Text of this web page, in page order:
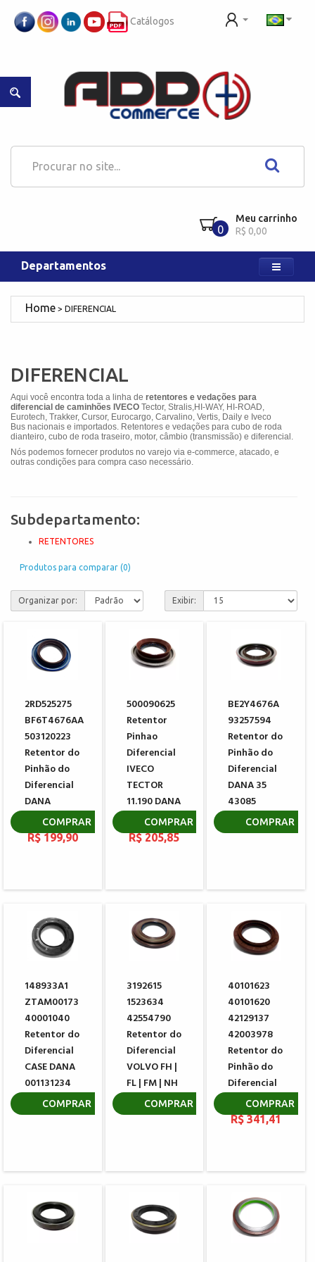
Catálogos
0
Meu carrinho
R$ 0,00
Departamentos
DIFERENCIAL
DIFERENCIAL
Aqui você encontra toda a linha de retentores e vedações para
diferencial de caminhões IVECO Tector, Stralis,HI-WAY, HI-ROAD,
Eurotech, Trakker, Cursor, Eurocargo, Carvalino, Vertis, Daily e Iveco
Bus nacionais e importados. Retentores e vedações para cubo de roda
dianteiro, cubo de roda traseiro, motor, câmbio (transmissão) e diferencial.
Nós podemos fornecer produtos no varejo via e-commerce, atacado, e
outras condições para compra caso necessário.
Subdepartamento:
RETENTORES
Produtos para comparar (0)
Organizar por: Exibir:
2RD525275
BF6T4676AA
503120223
Retentor do
Pinhão do
Diferencial
DANA
46411-1
R$ 199,90
COMPRAR
500090625
Retentor
Pinhao
Diferencial
IVECO
TECTOR
11.190 DANA
127591
R$ 205,85
COMPRAR
BE2Y4676A
93257594
Retentor do
Pinhão do
Diferencial
DANA 35
43085
R$ 84,50
COMPRAR
148933A1
ZTAM00173
40001040
Retentor do
Diferencial
CASE DANA
001131234
R$ 58,59
COMPRAR
3192615
1523634
42554790
Retentor do
Diferencial
VOLVO FH |
FL | FM | NH
R$ 451,63
COMPRAR
40101623
40101620
42129137
42003978
Retentor do
Pinhão do
Diferencial
IVECO
R$ 341,41
COMPRAR